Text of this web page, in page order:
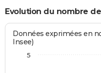
Evolution du nombre
Données exprimées en
Insee)
5